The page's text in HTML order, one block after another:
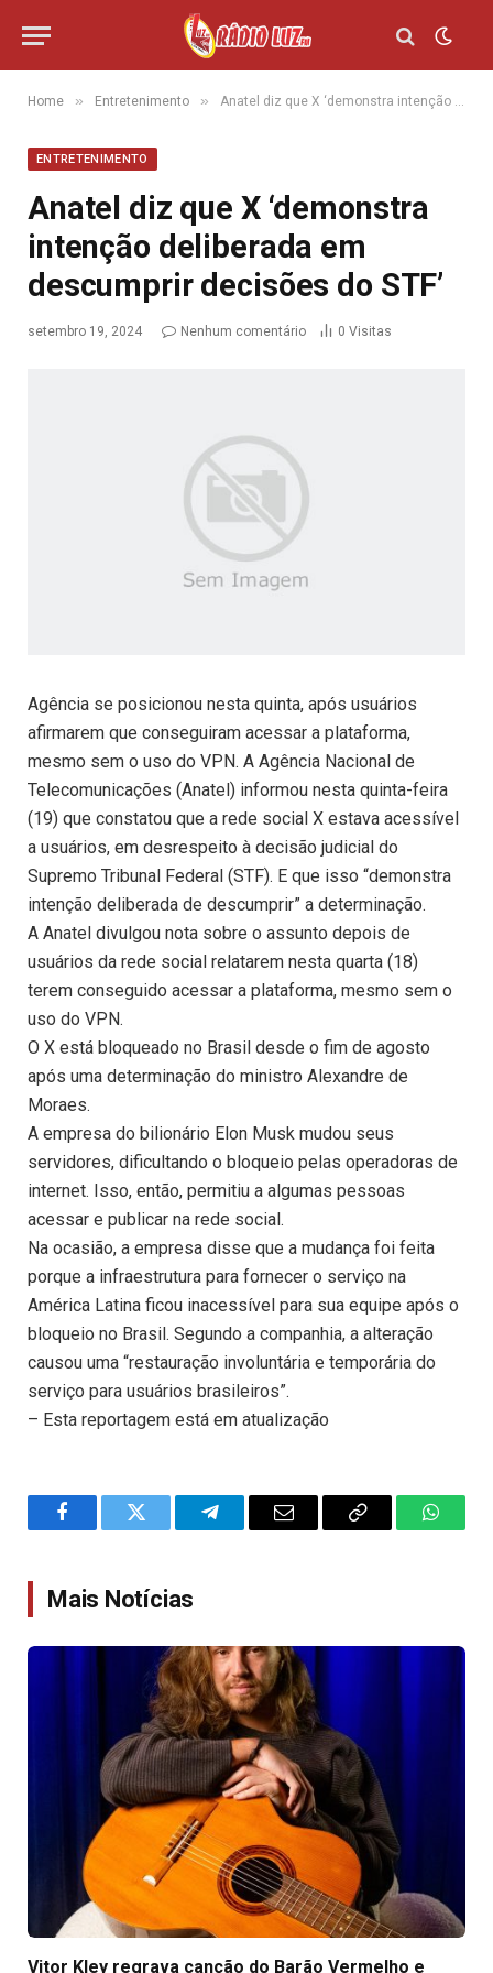
Home » Entretenimento » Anatel diz que X ‘demonstra intenção deliberada em descumprir decisões do STF’
ENTRETENIMENTO
Anatel diz que X ‘demonstra
intenção deliberada em
descumprir decisões do STF’
setembro 19, 2024 Nenhum comentário 0 Visitas
Agência se posicionou nesta quinta, após usuários
afirmarem que conseguiram acessar a plataforma,
mesmo sem o uso do VPN. A Agência Nacional de
Telecomunicações (Anatel) informou nesta quinta-feira
(19) que constatou que a rede social X estava acessível
a usuários, em desrespeito à decisão judicial do
Supremo Tribunal Federal (STF). E que isso “demonstra
intenção deliberada de descumprir” a determinação.
A Anatel divulgou nota sobre o assunto depois de
usuários da rede social relatarem nesta quarta (18)
terem conseguido acessar a plataforma, mesmo sem o
uso do VPN.
O X está bloqueado no Brasil desde o fim de agosto
após uma determinação do ministro Alexandre de
Moraes.
A empresa do bilionário Elon Musk mudou seus
servidores, dificultando o bloqueio pelas operadoras de
internet. Isso, então, permitiu a algumas pessoas
acessar e publicar na rede social.
Na ocasião, a empresa disse que a mudança foi feita
porque a infraestrutura para fornecer o serviço na
América Latina ficou inacessível para sua equipe após o
bloqueio no Brasil. Segundo a companhia, a alteração
causou uma “restauração involuntária e temporária do
serviço para usuários brasileiros”.
– Esta reportagem está em atualização
FacebookTwitter TelegramEmail
Copy
Mais Notícias
Vitor Kley regrava canção do Barão Vermelho e